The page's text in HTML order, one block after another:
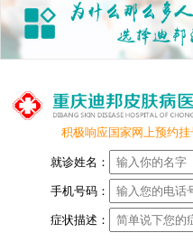
积极响应国家网上预约
就诊姓名：
手机号码：
症状描述：